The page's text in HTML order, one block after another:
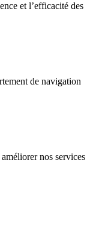
et l’efficacité des
de navigation
nos services